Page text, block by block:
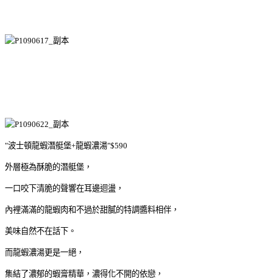
"波士頓龍蝦潛艇堡+龍蝦濃湯"$590
外層極為酥脆的潛艇堡，
一口咬下清脆的聲響在耳邊迴盪，
內裡滿滿的龍蝦肉和不過於甜膩的特調醬料相伴，
美味自然不在話下。
而龍蝦濃湯更是一絕，
集結了濃郁的蝦膏精華，濃得化不開的依戀，